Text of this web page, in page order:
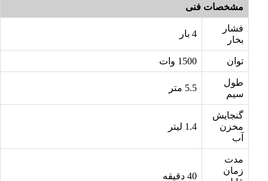
مشخصات فنی
فشار
بخار
توان 1500 وات
طول
سیم
5.5 متر
گنجایش
مخزن
آب
1.4 لیتر
مدت
زمان
40 دقیقه